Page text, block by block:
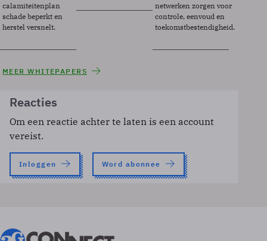
calamiteitenplan
schade beperkt en
herstel versnelt.
netwerken zorgen voor
controle, eenvoud en
toekomstbestendigheid.
MEER WHITEPAPERS
Reacties
Om een reactie achter te laten is een account
vereist.
Inloggen Word abonnee